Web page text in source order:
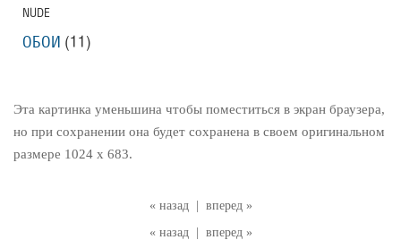
« назад
вперед »
« назад
вперед »
Эта картинка уменьшина чтобы поместиться в экран браузера,
но при сохранении она будет сохранена в своем оригинальном
размере 1024 x 683.
NUDE
ОБОИ (11)